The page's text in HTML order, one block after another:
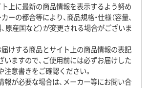
ト上に最新の商品情報を表示するよう努め
ーの都合等により、商品規格・仕様（容量、
原産国など）が変更される場合がございま
届けする商品とサイト上の商品情報の表記
いますので、ご使用前には必ずお届けした
意書きをご確認ください。
報が必要な場合は、メーカー等にお問い合